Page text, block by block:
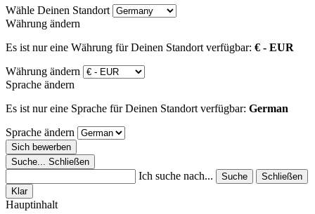
Wähle Deinen Standort
Währung ändern
Es ist nur eine Währung für Deinen Standort verfügbar: € - EUR
Währung ändern
Sprache ändern
Es ist nur eine Sprache für Deinen Standort verfügbar: German
Sprache ändern
Sich bewerben
Suche...
Schließen
Ich suche nach... Suche
Schließen
Klar
Hauptinhalt